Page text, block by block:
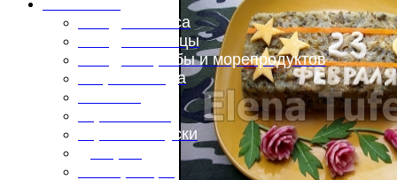
Блюда из мяса
Блюда из птицы
Блюда из рыбы и морепродуктов
Вторые блюда
Горячие закуски